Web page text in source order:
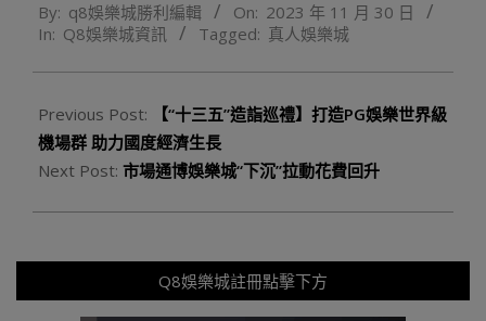
11-
30
By: q8娛樂城勝利編輯 On: 2023 年 11 月 30 日
In: Q8娛樂城資訊 Tagged: 真人娛樂城
Previous Post:
【“十三五”造詣巡禮】打造PG娛樂世界級
機場群 助力國度經濟生長
Next Post: 市場通博娛樂城“下沉”拉動花費回升
Q8娛樂城註冊點擊下方